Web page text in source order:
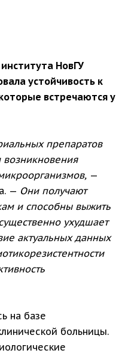
НовГУ
устойчивость к
встречаются у
препаратов
возникновения
—
— Они получают
и способны выжить
ухудшает
актуальных данных
на базе
больницы.